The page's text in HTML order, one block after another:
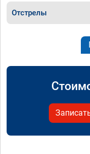
Отстрелы